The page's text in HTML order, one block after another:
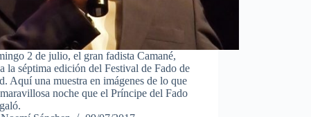
2 de julio, el gran fadista Camané,
la séptima edición del Festival de Fado de
Aquí una muestra en imágenes de lo que
noche que el Príncipe del Fado